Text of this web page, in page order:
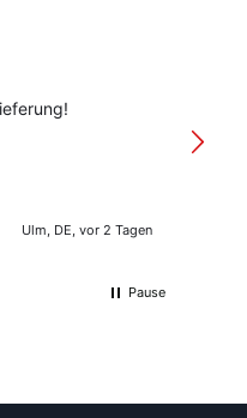
Ulm, DE, vor 2 Tagen
Pause